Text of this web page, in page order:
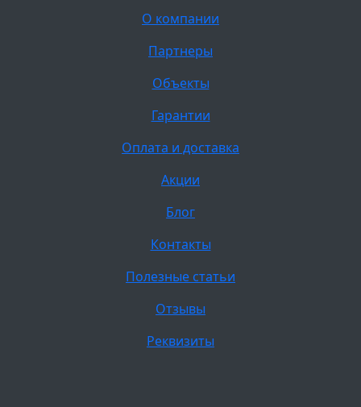
О компании
Партнеры
Объекты
Гарантии
Оплата и доставка
Акции
Блог
Контакты
Полезные статьи
Отзывы
Реквизиты